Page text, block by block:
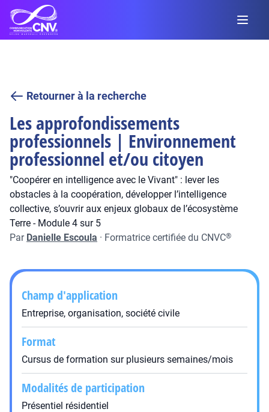
Retourner à la recherche
Les approfondissements
professionnels | Environnement
professionnel et/ou citoyen
"Coopérer en intelligence avec le Vivant" : lever les
obstacles à la coopération, développer l’intelligence
collective, s’ouvrir aux enjeux globaux de l’écosystème
Terre - Module 4 sur 5
Par Danielle Escoula · Formatrice certifiée du CNVC®
Champ d'application
Entreprise, organisation, société civile
Format
Cursus de formation sur plusieurs semaines/mois
Modalités de participation
Présentiel résidentiel